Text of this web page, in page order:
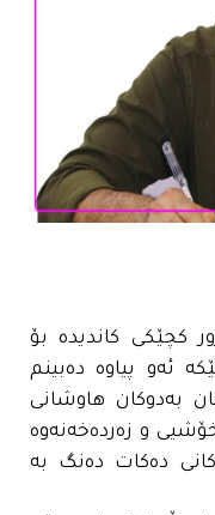
کچێکی کاندیدە بۆ
ئەو پیاوە دەبینم
بەدوکان هاوشانی
و زەردەخەنەوە
دەکات دەنگ بە